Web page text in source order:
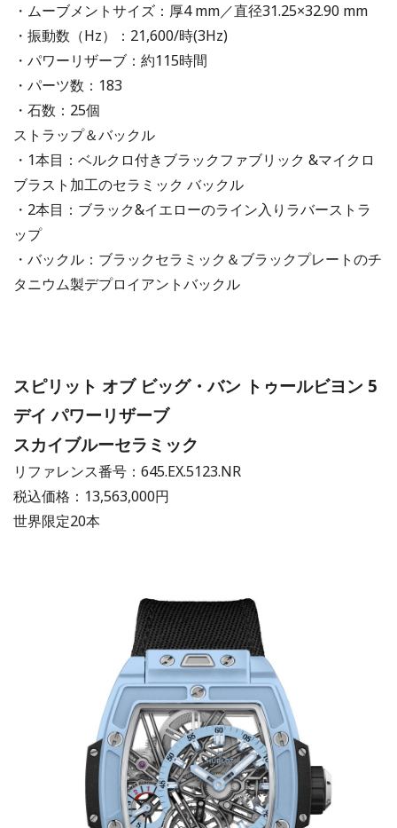
・ムーブメントサイズ：厚4 mm／直径31.25×32.90 mm
・振動数（Hz）：21,600/時(3Hz)
・パワーリザーブ：約115時間
・パーツ数：183
・石数：25個
ストラップ＆バックル
・1本目：ベルクロ付きブラックファブリック &マイクロ
ブラスト加工のセラミック バックル
・2本目：ブラック&イエローのライン入りラバーストラ
ップ
・バックル：ブラックセラミック＆ブラックプレートのチ
タニウム製デプロイアントバックル
スピリット オブ ビッグ・バン トゥールビヨン 5
デイ パワーリザーブ
スカイブルーセラミック
リファレンス番号：645.EX.5123.NR
税込価格：13,563,000円
世界限定20本